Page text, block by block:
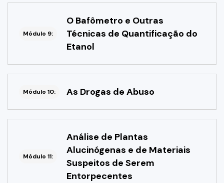
Módulo 9:
O Bafômetro e Outras
Técnicas de Quantificação do
Etanol
Módulo 10: As Drogas de Abuso
Módulo 11:
Análise de Plantas
Alucinógenas e de Materiais
Suspeitos de Serem
Entorpecentes